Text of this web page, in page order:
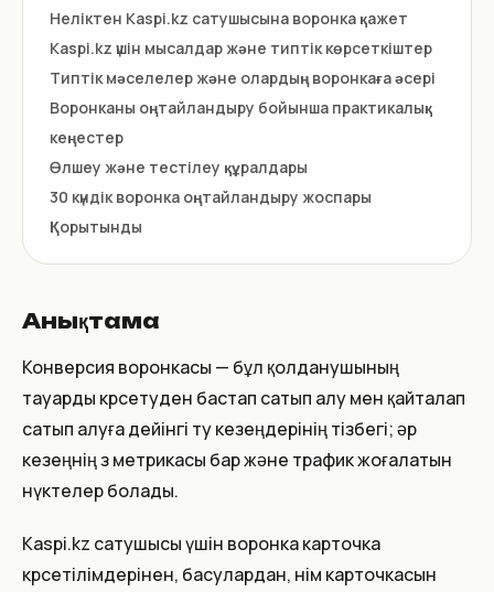
Неліктен Kaspi.kz сатушысына воронка қажет
Kaspi.kz үшін мысалдар және типтік көрсеткіштер
Типтік мәселелер және олардың воронкаға әсері
Воронканы оңтайландыру бойынша практикалық
кеңестер
Өлшеу және тестілеу құралдары
30 күндік воронка оңтайландыру жоспары
Қорытынды
Анықтама
Конверсия воронкасы — бұл қолданушының
тауарды көрсетуден бастап сатып алу мен қайталап
сатып алуға дейінгі өту кезеңдерінің тізбегі; әр
кезеңнің өз метрикасы бар және трафик жоғалатын
нүктелер болады.
Kaspi.kz сатушысы үшін воронка карточка
көрсетілімдерінен, басулардан, өнім карточкасын